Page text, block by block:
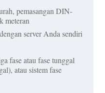
pemasangan DIN-
meteran
server Anda sendiri
fase atau fase tunggal
atau sistem fase